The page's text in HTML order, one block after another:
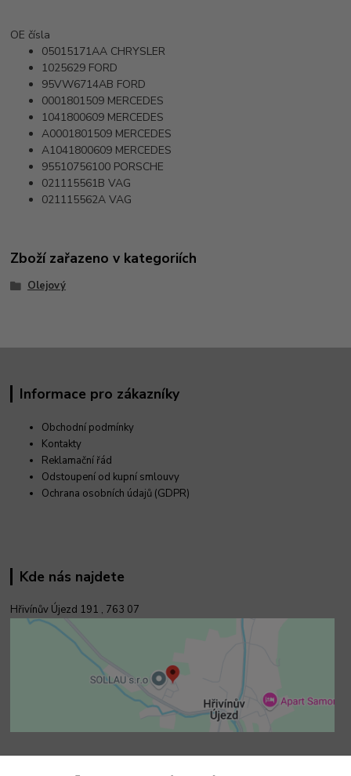
OE čísla
05015171AA CHRYSLER
1025629 FORD
95VW6714AB FORD
0001801509 MERCEDES
1041800609 MERCEDES
A0001801509 MERCEDES
A1041800609 MERCEDES
95510756100 PORSCHE
021115561BVAG
021115562AVAG
Zboží zařazeno v kategoriích
Olejový
Informace pro zákazníky
Obchodní podmínky
Kontakty
Reklamační řád
Odstoupení od kupní smlouvy
Ochrana osobních údajů (GDPR)
Kde nás najdete
Hřivínův Újezd 191 , 763 07